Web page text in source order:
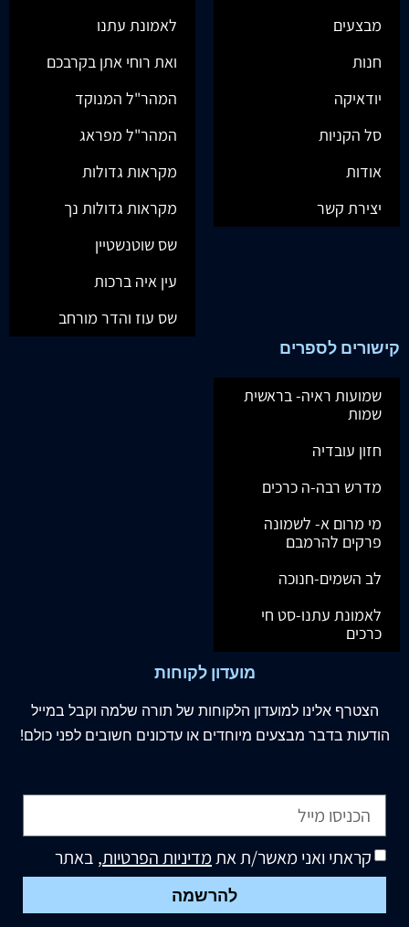
מבצעים
חנות
יודאיקה
סל הקניות
אודות
יצירת קשר
לאמונת עתנו
ואת רוחי אתן בקרבכם
המהר"ל המנוקד
המהר"ל מפראג
מקראות גדולות
מקראות גדולות נך
שס שוטנשטיין
עין איה ברכות
שס עוז והדר מורחב
קישורים לספרים
שמועות ראיה- בראשית
שמות
חזון עובדיה
מדרש רבה-ה כרכים
מי מרום א- לשמונה
פרקים להרמבם
לב השמים-חנוכה
לאמונת עתנו-סט חי
כרכים
מועדון לקוחות
הצטרף אלינו למועדון הלקוחות של תורה שלמה וקבל במייל
הודעות בדבר מבצעים מיוחדים או עדכונים חשובים לפני כולם!
קראתי ואני מאשר/ת אתמדיניות הפרטיות, באתר
להרשמה